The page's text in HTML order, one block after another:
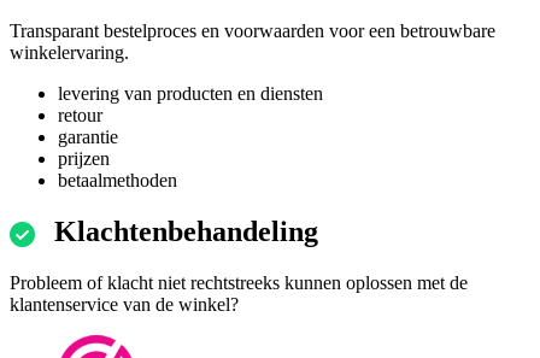
Transparant bestelproces en voorwaarden voor een betrouwbare
winkelervaring.
levering van producten en diensten
retour
garantie
prijzen
betaalmethoden
Klachtenbehandeling
Probleem of klacht niet rechtstreeks kunnen oplossen met de
klantenservice van de winkel?